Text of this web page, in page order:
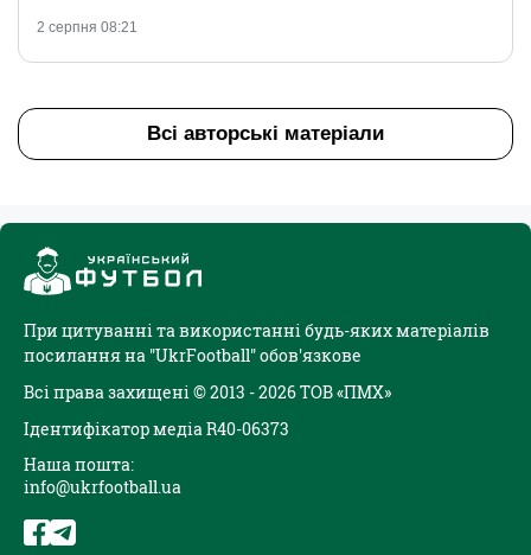
2 серпня 08:21
Всі авторські матеріали
При цитуванні та використанні будь-яких матеріалів
посилання на "UkrFootball" обов'язкове
Всі права захищені © 2013 - 2026 ТОВ «ПМХ»
Ідентифікатор медіа R40-06373
Наша пошта:
info@ukrfootball.ua